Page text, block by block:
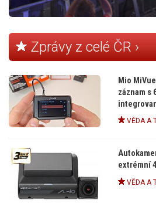
Zprávy z celé ČR ›
Mio
záznam s
VĚDA A
extrémní
VĚDA A